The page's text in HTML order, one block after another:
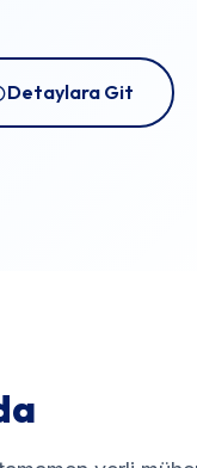
Detaylara Git